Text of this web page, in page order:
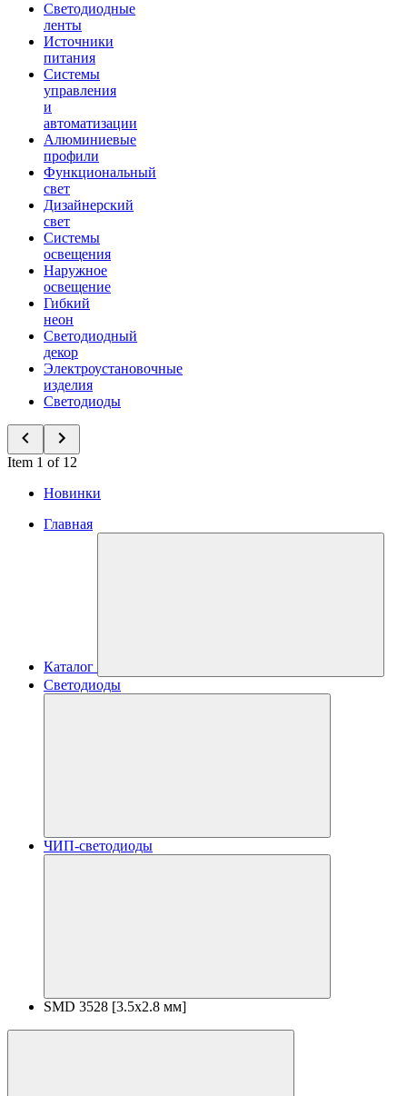
Светодиодные
ленты
Источники
питания
Системы
управления
и
автоматизации
Алюминиевые
профили
Функциональный
свет
Дизайнерский
свет
Системы
освещения
Наружное
освещение
Гибкий
неон
Светодиодный
декор
Электроустановочные
изделия
Светодиоды
Item 1 of 12
Новинки
Главная
Каталог
Светодиоды
ЧИП-светодиоды
SMD 3528 [3.5х2.8 мм]